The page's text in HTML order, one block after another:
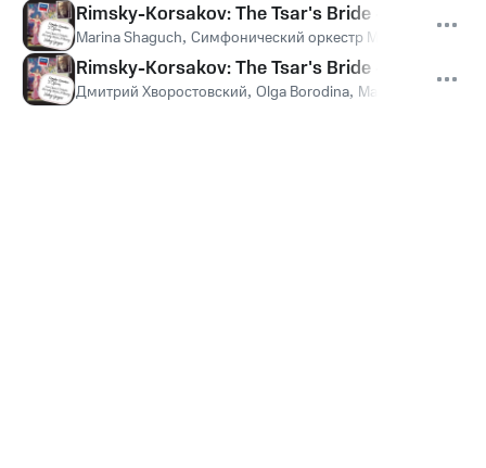
Rimsky-Korsakov: The Tsar's Bride - original
Marina Shaguch, Симфонический оркестр Мариинского
Rimsky-Korsakov: The Tsar's Bride - original
Дмитрий Хворостовский, Olga Borodina, Marina Shaguch